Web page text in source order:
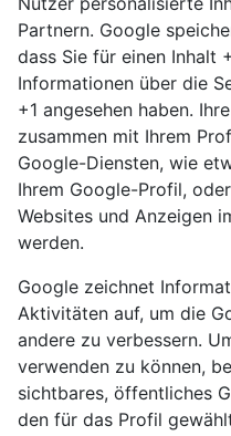
Partnern. Google
dass Sie für einen Inhalt
Informationen über die
+1 angesehen haben.
zusammen mit Ihrem
Google-Diensten, wie
Ihrem Google-Profil,
Websites und Anzeigen
werden.
Google zeichnet
Aktivitäten auf, um die
andere zu verbessern.
verwenden zu können,
sichtbares, öffentliches
den für das Profil